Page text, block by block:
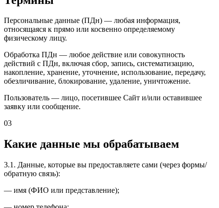
Персональные данные (ПДн) — любая информация,
относящаяся к прямо или косвенно определяемому
физическому лицу.
Обработка ПДн — любое действие или совокупность
действий с ПДн, включая сбор, запись, систематизацию,
накопление, хранение, уточнение, использование, передачу,
обезличивание, блокирование, удаление, уничтожение.
Пользователь — лицо, посетившее Сайт и/или оставившее
заявку или сообщение.
03
Какие данные мы обрабатываем
3.1. Данные, которые вы предоставляете сами (через формы/
обратную связь):
— имя (ФИО или представление);